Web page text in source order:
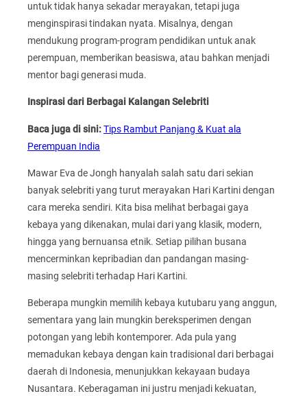
untuk tidak hanya sekadar merayakan, tetapi juga
menginspirasi tindakan nyata. Misalnya, dengan
mendukung program-program pendidikan untuk anak
perempuan, memberikan beasiswa, atau bahkan menjadi
mentor bagi generasi muda.
Inspirasi dari Berbagai Kalangan Selebriti
Baca juga di sini:Tips Rambut Panjang & Kuat ala
Perempuan India
Mawar Eva de Jongh hanyalah salah satu dari sekian
banyak selebriti yang turut merayakan Hari Kartini dengan
cara mereka sendiri. Kita bisa melihat berbagai gaya
kebaya yang dikenakan, mulai dari yang klasik, modern,
hingga yang bernuansa etnik. Setiap pilihan busana
mencerminkan kepribadian dan pandangan masing-
masing selebriti terhadap Hari Kartini.
Beberapa mungkin memilih kebaya kutubaru yang anggun,
sementara yang lain mungkin bereksperimen dengan
potongan yang lebih kontemporer. Ada pula yang
memadukan kebaya dengan kain tradisional dari berbagai
daerah di Indonesia, menunjukkan kekayaan budaya
Nusantara. Keberagaman ini justru menjadi kekuatan,